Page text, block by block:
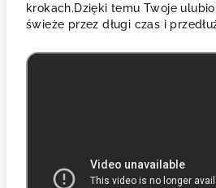
krokach.Dzięki temu Twoje
świeże przez długi czas i